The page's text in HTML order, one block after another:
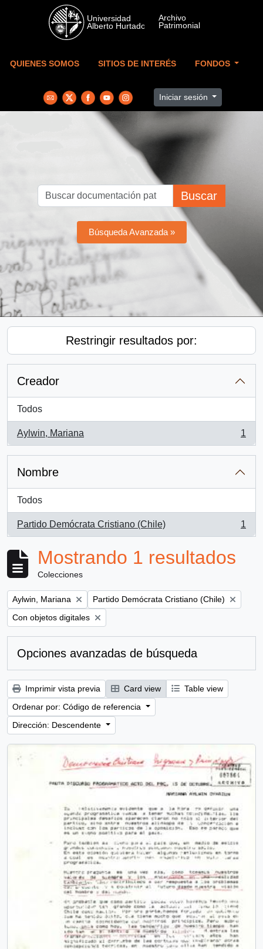
Skip to main content
QUIENES SOMOS SITIOS DE INTERÉS FONDOS
Iniciar sesión
Buscar
Búsqueda Avanzada »
Restringir resultados por:
Creador
Todos
Aylwin, Mariana
, 1 resultados
1
Nombre
Todos
Partido Demócrata Cristiano (Chile)
, 1 resultados
1
Mostrando 1 resultados
Colecciones
Remove filter:
Aylwin, Mariana Remove filter:
Partido Demócrata Cristiano (Chile)
Remove filter:
Con objetos digitales
Opciones avanzadas de búsqueda
Imprimir vista previa Card view
Table view
Ordenar por: Código de referencia
Dirección: Descendente